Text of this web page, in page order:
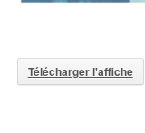
Télécharger l'affiche